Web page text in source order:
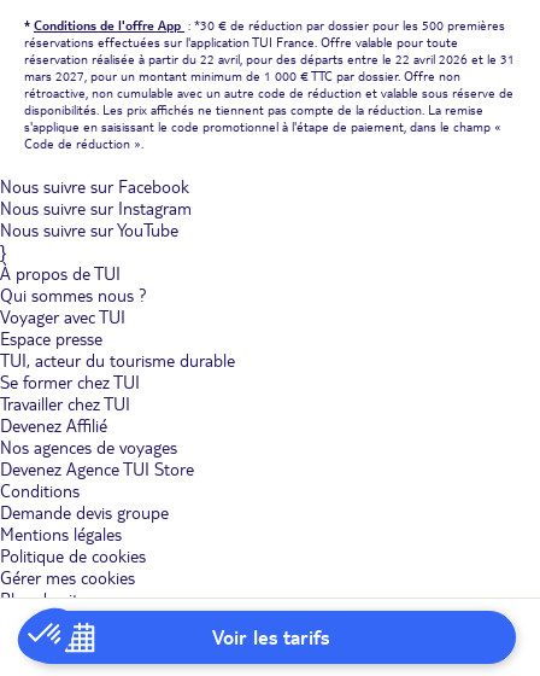
Voir les tarifs
* Conditions de l'offre App : *30 € de réduction par dossier pour les 500 premières
réservations effectuées sur l'application TUI France. Offre valable pour toute
réservation réalisée à partir du 22 avril, pour des départs entre le 22 avril 2026 et le 31
mars 2027, pour un montant minimum de 1 000 € TTC par dossier. Offre non
rétroactive, non cumulable avec un autre code de réduction et valable sous réserve de
disponibilités. Les prix affichés ne tiennent pas compte de la réduction. La remise
s'applique en saisissant le code promotionnel à l'étape de paiement, dans le champ «
Code de réduction ».
Nous suivre sur Facebook
Nous suivre sur Instagram
Nous suivre sur YouTube
}
À propos de TUI
Qui sommes nous ?
Voyager avec TUI
Espace presse
TUI, acteur du tourisme durable
Se former chez TUI
Travailler chez TUI
Devenez Affilié
Nos agences de voyages
Devenez Agence TUI Store
Conditions
Demande devis groupe
Mentions légales
Politique de cookies
Gérer mes cookies
Plan du site
Politique de confidentialité
Services
CGV